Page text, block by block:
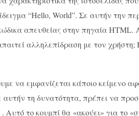
“Hello, World”. Σε αυτήν την
απευθείας στην πηγαία HTML.
αλληλεπίδραση με τον χρήστη;
να εμφανίζεται κάποιο κείμενο
τη δυνατότητα, πρέπει να
. Αυτό το κουμπί θα «ακούει» για το